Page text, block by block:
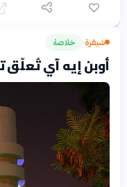
شيفرة› خلاصة
أوبن إيه آي تُعلّق